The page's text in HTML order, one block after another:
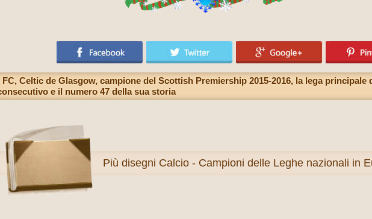
Celtic de Glasgow, campione del Scottish Premiership 2015-2016, la lega
e il numero 47 della sua storia
Più disegni Calcio - Campioni delle Leghe nazionali in